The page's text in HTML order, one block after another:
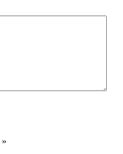
»